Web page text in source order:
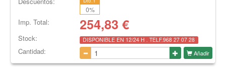
0%
Imp. Total: 254,83 €
Stock: DISPONIBLE EN 12/24 H . TELF.968 27 07 28
Cantidad: Añadir